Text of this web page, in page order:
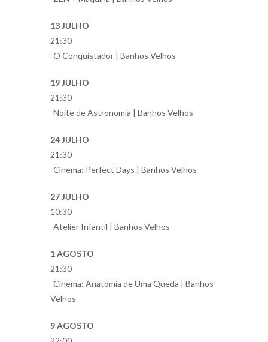
13 JULHO
21:30
-O Conquistador | Banhos Velhos
19 JULHO
21:30
-Noite de Astronomia | Banhos Velhos
24 JULHO
21:30
-Cinema: Perfect Days | Banhos Velhos
27 JULHO
10:30
-Atelier Infantil | Banhos Velhos
1 AGOSTO
21:30
-Cinema: Anatomia de Uma Queda | Banhos
Velhos
9 AGOSTO